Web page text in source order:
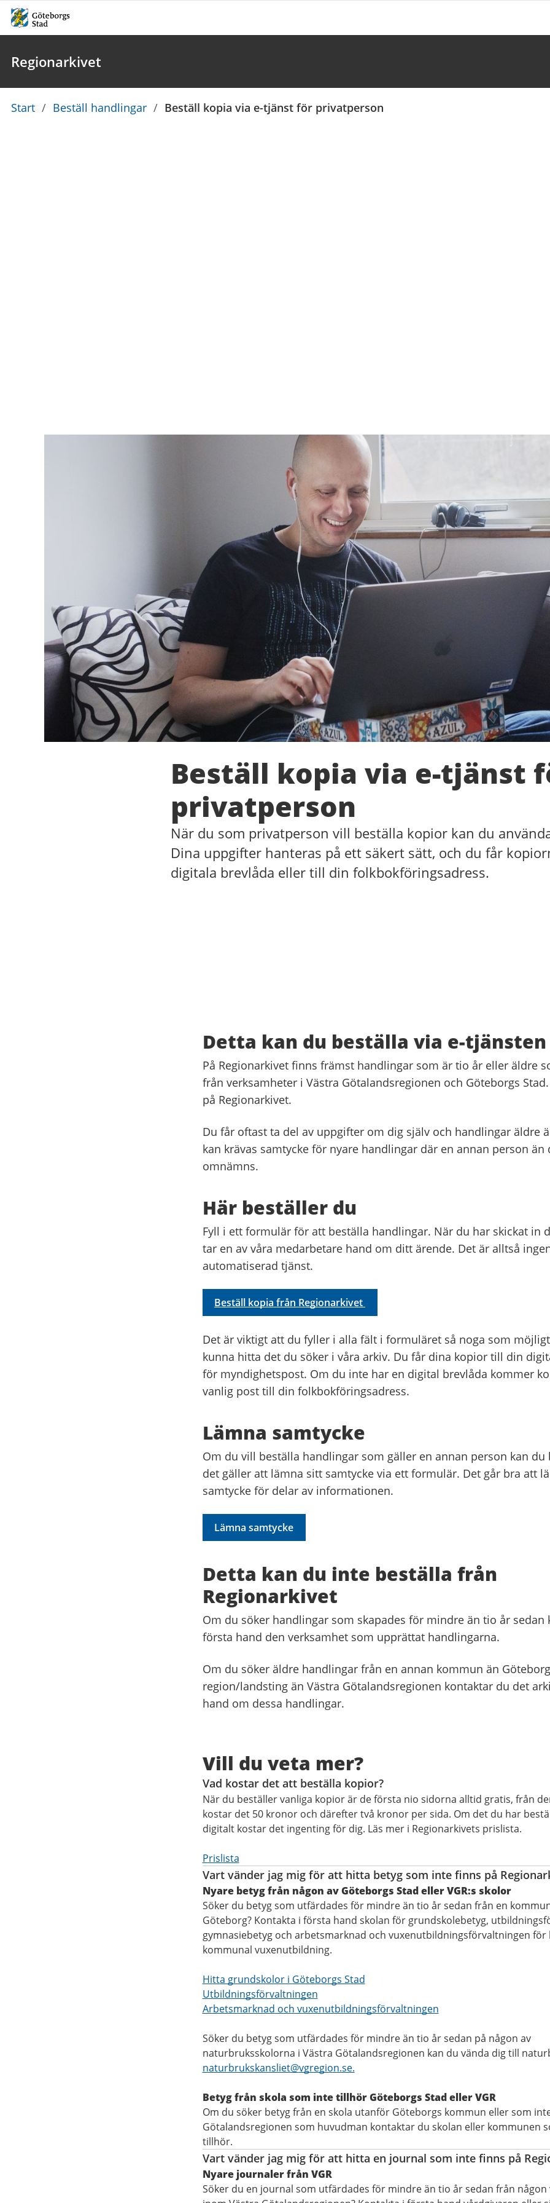
Regionarkivet
Du
Start / Beställ handlingar / Beställ kopia via e-tjänst för privatperson
Beställ kopia via e-tjänst
privatperson
När du som privatperson vill beställa kopior kan du
Dina uppgifter hanteras på ett säkert sätt, och du får
digitala brevlåda eller till din folkbokföringsadress.
Detta kan du beställa via e-tjänsten
På Regionarkivet finns främst handlingar som är tio år eller äldre
från verksamheter i Västra Götalandsregionen och Göteborgs
på Regionarkivet.
Du får oftast ta del av uppgifter om dig själv och handlingar äldre
kan krävas samtycke för nyare handlingar där en annan person än
omnämns.
Här beställer du
Fyll i ett formulär för att beställa handlingar. När du har skickat in
tar en av våra medarbetare hand om ditt ärende. Det är alltså
automatiserad tjänst.
Beställ kopia från Regionarkivet
Det är viktigt att du fyller i alla fält i formuläret så noga som
kunna hitta det du söker i våra arkiv. Du får dina kopior till din
för myndighetspost. Om du inte har en digital brevlåda kommer
vanlig post till din folkbokföringsadress.
Lämna samtycke
Om du vill beställa handlingar som gäller en annan person kan du
det gäller att lämna sitt samtycke via ett formulär. Det går bra att
samtycke för delar av informationen.
Lämna samtycke
Detta kan du inte beställa från
Regionarkivet
Om du söker handlingar som skapades för mindre än tio år sedan
första hand den verksamhet som upprättat handlingarna.
Om du söker äldre handlingar från en annan kommun än
region/landsting än Västra Götalandsregionen kontaktar du det
hand om dessa handlingar.
Vill du veta mer?
Vad kostar det att beställa kopior?
När du beställer vanliga kopior är de första nio sidorna alltid gratis, från
kostar det 50 kronor och därefter två kronor per sida. Om det du har
digitalt kostar det ingenting för dig. Läs mer i Regionarkivets prislista.
Prislista
Vart vänder jag mig för att hitta betyg som inte finns på
Nyare betyg från någon av Göteborgs Stad eller VGR:s skolor
Söker du betyg som utfärdades för mindre än tio år sedan från en
Göteborg? Kontakta i första hand skolan för grundskolebetyg,
gymnasiebetyg och arbetsmarknad och vuxenutbildningsförvaltningen för
kommunal vuxenutbildning.
Hitta grundskolor i Göteborgs Stad
Utbildningsförvaltningen
Arbetsmarknad och vuxenutbildningsförvaltningen
Söker du betyg som utfärdades för mindre än tio år sedan på någon av
naturbruksskolorna i Västra Götalandsregionen kan du vända dig till
naturbrukskansliet@vgregion.se.
Betyg från skola som inte tillhör Göteborgs Stad eller VGR
Om du söker betyg från en skola utanför Göteborgs kommun eller som
Götalandsregionen som huvudman kontaktar du skolan eller kommunen
tillhör.
Vart vänder jag mig för att hitta en journal som inte finns på
Nyare journaler från VGR
Söker du en journal som utfärdades för mindre än tio år sedan från någon